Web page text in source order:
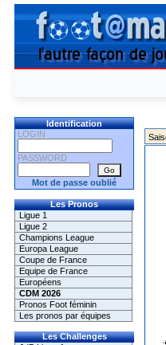
Identification
LOGIN
PASSWORD
Mot de passe oublié
Les Pronos
Ligue 1
Ligue 2
Champions League
Europa League
Coupe de France
Equipe de France
Européens
CDM 2026
Pronos Foot féminin
Les pronos par équipes
Les Challenges